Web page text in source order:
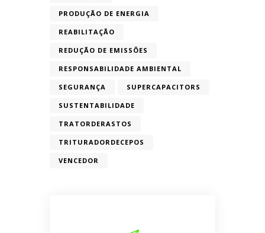
PRODUÇÃO DE ENERGIA
REABILITAÇÃO
REDUÇÃO DE EMISSÕES
RESPONSABILIDADE AMBIENTAL
SEGURANÇA SUPERCAPACITORS
SUSTENTABILIDADE
TRATORDERASTOS
TRITURADORDECEPOS
VENCEDOR